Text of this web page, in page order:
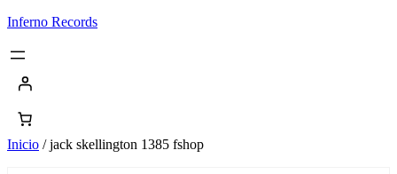
Saltar
contenido
Inferno Records
Inicio / jack skellington 1385 fshop